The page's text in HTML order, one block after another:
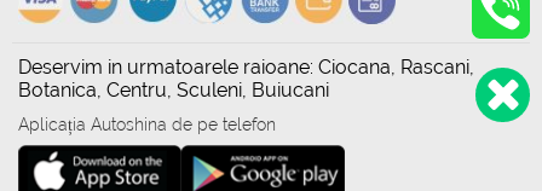
Deservim in urmatoarele raioane: Ciocana, Rascani,
Botanica, Centru, Sculeni, Buiucani
Aplicația Autoshina de pe telefon